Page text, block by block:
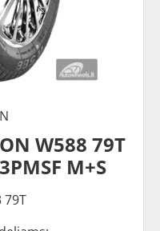
W588 79T
M+S
79T